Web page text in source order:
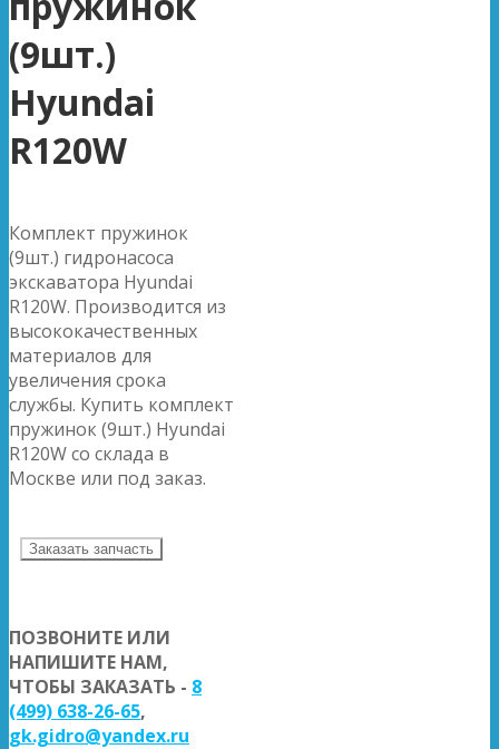
(9шт.)
Hyundai
R120W
Комплект пружинок
(9шт.) гидронасоса
экскаватора Hyundai
R120W. Производится из
высококачественных
материалов для
увеличения срока
службы. Купить комплект
пружинок (9шт.) Hyundai
R120W со склада в
Москве или под заказ.
Заказать запчасть
ПОЗВОНИТЕ ИЛИ
НАПИШИТЕ НАМ,
ЧТОБЫ ЗАКАЗАТЬ - 8
(499) 638-26-65,
gk.gidro@yandex.ru